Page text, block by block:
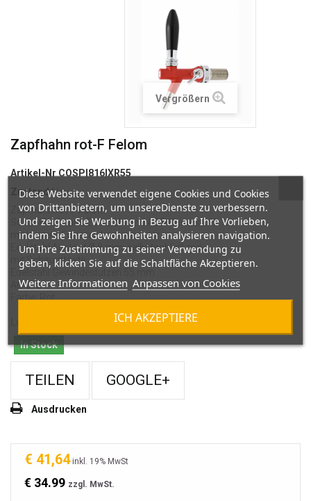
Vergrößern
Zapfhahn rot-F Felom
Artikel-Nr COSPI816IXR55
ZustandNeu
Zapfhahnrot-F Felom
Schankhahn aus Edelstahl und ABS-Kunststoff
mit kurzem Edelstahlkompensator
Edelstahl Auslauf Ø 8 mm, selbstschließend
mit Schaumtaste
Edelstahl Gewindestutzen 55 mm
AG 5/8
Farbe: Rot
In Stock
TEILEN GOOGLE+
Ausdrucken
€ 41,64inkl. 19% MwSt
€ 34.99 zzgl. MwSt.
Diese Website verwendet eigene Cookies und Cookies
von Drittanbietern, um unsereDienste zu verbessern.
Und zeigen Sie Werbung in Bezug auf Ihre Vorlieben,
indem Sie Ihre Gewohnheiten analysieren navigation.
Um Ihre Zustimmung zu seiner Verwendung zu
geben, klicken Sie auf die Schaltfläche Akzeptieren.
Weitere Informationen Anpassen von Cookies
ICH AKZEPTIERE